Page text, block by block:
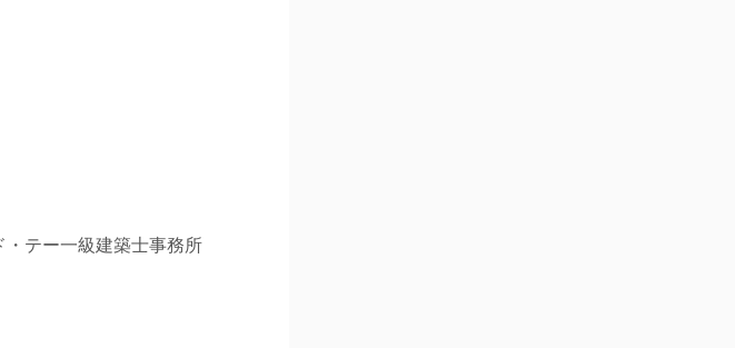
ー一級建築士事務所